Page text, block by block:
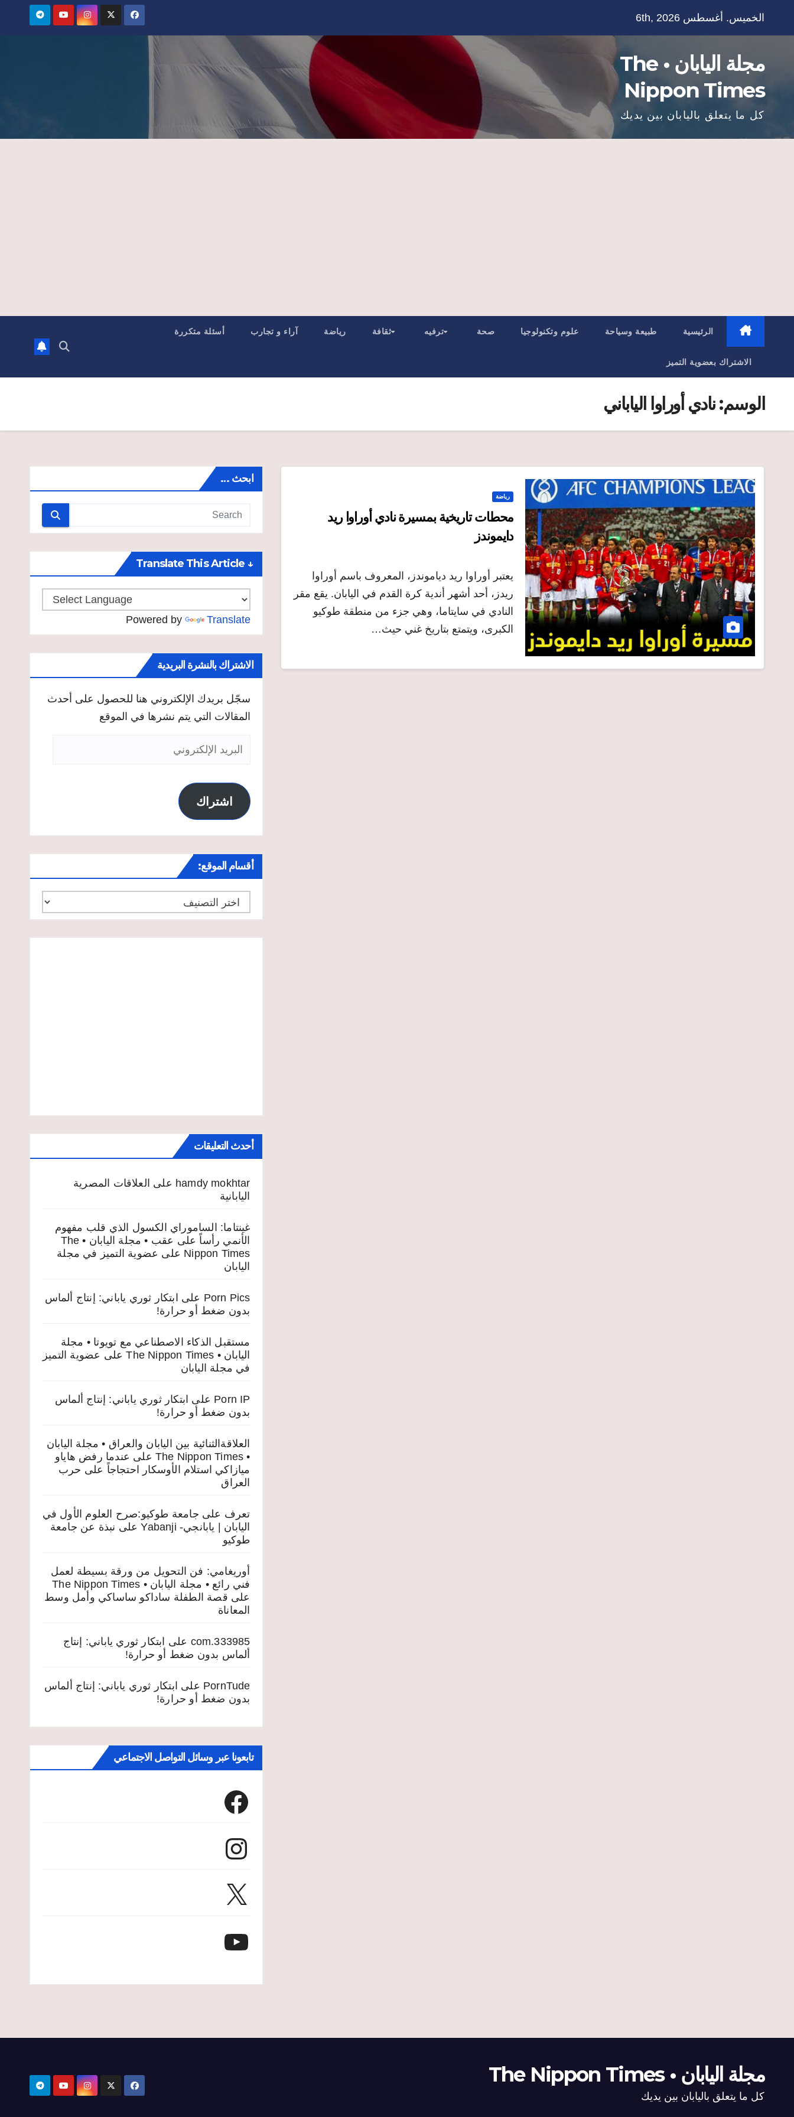
الخميس. أغسطس 6th, 2026
مجلة اليابان • The
Nippon Times
كل ما يتعلق باليابان بين يديك
الرئيسية طبيعة وسياحة علوم وتكنولوجيا صحة ترفيه ثقافة رياضة آراء و تجارب أسئلة متكررة
الاشتراك بعضوية التميز
الوسم:نادي أوراوا الياباني
رياضة
محطات تاريخية بمسيرة نادي أوراوا ريد
دايموندز
يعتبر أوراوا ريد دياموندز، المعروف باسم أوراوا
ريدز، أحد أشهر أندية كرة القدم في اليابان. يقع مقر
النادي في سايتاما، وهي جزء من منطقة طوكيو
الكبرى، ويتمتع بتاريخ غني حيث…
ابحث …
↓ Translate This Article
Powered by Translate
الاشتراك بالنشرة البريدية
سجّل بريدك الإلكتروني هنا للحصول على أحدث
المقالات التي يتم نشرها في الموقع
البريد
اشتراك
أقسام الموقع:
أقسام
الموقع:
أحدث التعليقات
hamdy mokhtar على العلاقات المصرية
اليابانية
غينتاما: الساموراي الكسول الذي قلب مفهوم
الأنمي رأساً على عقب • مجلة اليابان • The
Nippon Times على عضوية التميز في مجلة
اليابان
Porn Pics على
ابتكار ثوري ياباني: إنتاج ألماس
بدون ضغط أو حرارة!
مستقبل الذكاء الاصطناعي مع تويوتا • مجلة
اليابان • The Nippon Times
على عضوية التميز
في مجلة اليابان
Porn IP على ابتكار ثوري ياباني: إنتاج ألماس
بدون ضغط أو حرارة!
العلاقةالثنائية بين اليابان والعراق • مجلة اليابان
• The Nippon Times
على عندما رفض هاياو
ميازاكي استلام الأوسكار احتجاجاً على حرب
العراق
تعرف على جامعة طوكيو:صرح العلوم الأول في
اليابان | يابانجي- Yabanji
على نبذة عن جامعة
طوكيو
أوريغامي: فن التحويل من ورقة بسيطة لعمل
فني رائع • مجلة اليابان • The Nippon Times
على قصة الطفلة ساداكو ساساكي وأمل وسط
المعاناة
333985.com على
ابتكار ثوري ياباني: إنتاج
ألماس بدون ضغط أو حرارة!
PornTude على ابتكار ثوري ياباني: إنتاج ألماس
بدون ضغط أو حرارة!
تابعونا عبر وسائل التواصل الاجتماعي
Facebook
Instagram
X
YouTube
مجلة اليابان • The Nippon Times
كل ما يتعلق باليابان بين يديك